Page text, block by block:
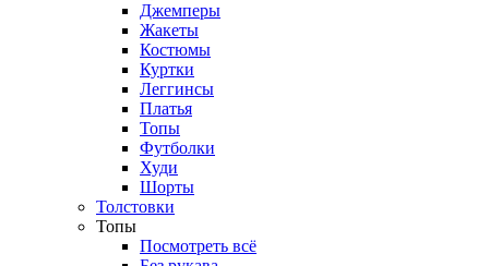
Джемперы
Жакеты
Костюмы
Куртки
Леггинсы
Платья
Топы
Футболки
Худи
Шорты
Толстовки
Топы
Посмотреть всё